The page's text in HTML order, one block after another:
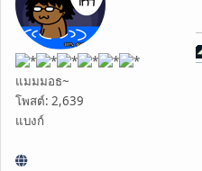
แมมมอธ~
โพสต์: 2,639
แบงก์